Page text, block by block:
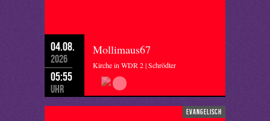
04.08.
2026
05:55
Uhr
Mollimaus67
Kirche in WDR 2 | Schrödter
evangelisch